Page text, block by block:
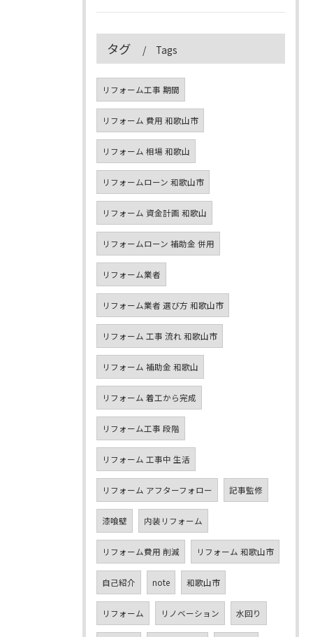
タグ Tags
リフォーム工事 期間
リフォーム 費用 和歌山市
リフォーム 相場 和歌山
リフォームローン 和歌山市
リフォーム 資金計画 和歌山
リフォームローン 補助金 併用
リフォーム業者
リフォーム業者 選び方 和歌山市
リフォーム 工事 流れ 和歌山市
リフォーム 補助金 和歌山
リフォーム 着工から完成
リフォーム工事 段階
リフォーム 工事中 生活
リフォーム アフターフォロー 記事監修
漆喰壁 内装リフォーム
リフォーム費用 削減 リフォーム 和歌山市
自己紹介 note 和歌山市
リフォーム リノベーション 水回り